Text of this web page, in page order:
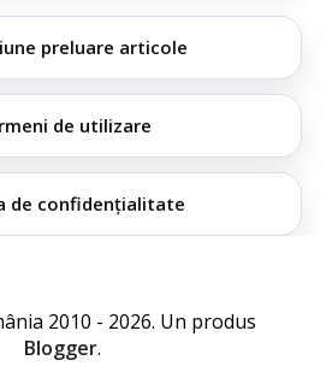
preluare articole
de utilizare
de confidențialitate
2010 - 2026. Un produs
Blogger.